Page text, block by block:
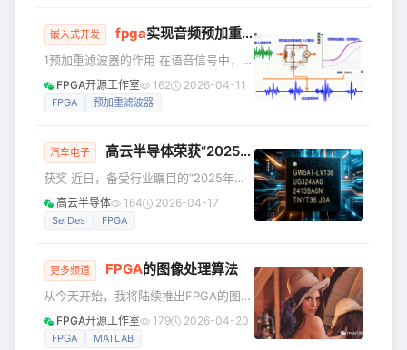
Cr（Chrom
不去深入理解其原理——只知道可以这
样用。事实上，在大多数情况下，确实
不需要了解 CRC 的具体实现方法，这种
黑盒化的使用方式在低频窄位宽场景下
确实可行。 但是，当你的系统时钟非常
嵌入式开发 fpga实现音频预加重（pre-emphasis）滤波器
1预加重滤波器的作用 在语音信号中，声
门波激励和口鼻辐射效应共同导致语音
信号的高频分量能量要比低频分量弱。
高频特征更加明显，便于后续的特征提
取（如MFCC）。2.消除发声过程中口唇
辐射的影响。3.在一定程度上抑制工频
干扰。 2 预加重滤波器的使用场景 语音
识别前端处理作用：这是预加重最经典
FPGA开源工作室 162 2026-04-11
FPGA 预加重滤波器
汽车电子 高云半导体荣获“2025电子元器件行业优秀汽车电子芯片国产品牌企业”大奖
获奖 近日，备受行业瞩目的“2025年度
华强电子网优质供应商&amp;电子元器
件行业优秀国产品牌”评选结果正式揭
级芯片领域的技术创新与市场突破，成
功斩获“2025电子元器件行业优秀汽车电
子芯片国产品牌企业奖”。 此次获奖的核
心产品——GW5AT-LV138UG324AA0
高性能车规级FPGA，代表了国产大容量
高云半导体 164 2026-04-17
SerDes FPGA
更多频道 FPGA的图像处理算法
从今天开始，我将陆续推出FPGA的图像
处理算法，并且包括matlab的图像处理
算法与建模。
FPGA开源工作室 179 2026-04-20
FPGA MATLAB